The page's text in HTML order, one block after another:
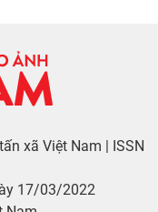
xã Việt Nam | ISSN
17/03/2022